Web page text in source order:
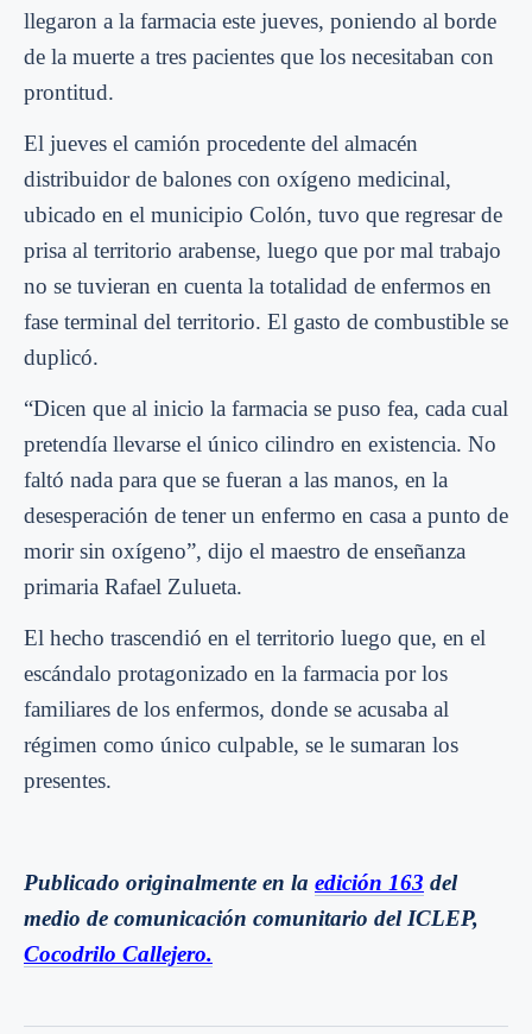
llegaron a la farmacia este jueves, poniendo al borde
de la muerte a tres pacientes que los necesitaban con
prontitud.
El jueves el camión procedente del almacén
distribuidor de balones con oxígeno medicinal,
ubicado en el municipio Colón, tuvo que regresar de
prisa al territorio arabense, luego que por mal trabajo
no se tuvieran en cuenta la totalidad de enfermos en
fase terminal del territorio. El gasto de combustible se
duplicó.
“Dicen que al inicio la farmacia se puso fea, cada cual
pretendía llevarse el único cilindro en existencia. No
faltó nada para que se fueran a las manos, en la
desesperación de tener un enfermo en casa a punto de
morir sin oxígeno”, dijo el maestro de enseñanza
primaria Rafael Zulueta.
El hecho trascendió en el territorio luego que, en el
escándalo protagonizado en la farmacia por los
familiares de los enfermos, donde se acusaba al
régimen como único culpable, se le sumaran los
presentes.
Publicado originalmente en la edición 163 del
medio de comunicación comunitario del ICLEP,
Cocodrilo Callejero.